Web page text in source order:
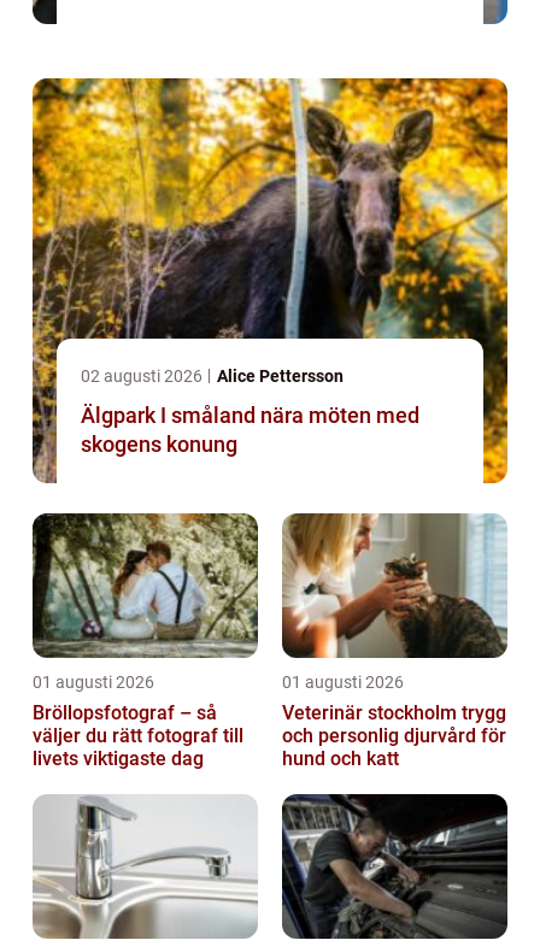
02 augusti 2026 Alice Pettersson
Älgpark I småland nära möten med
skogens konung
01 augusti 2026
Bröllopsfotograf – så
väljer du rätt fotograf till
livets viktigaste dag
01 augusti 2026
Veterinär stockholm trygg
och personlig djurvård för
hund och katt